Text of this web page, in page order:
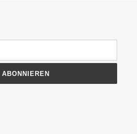
ABONNIEREN